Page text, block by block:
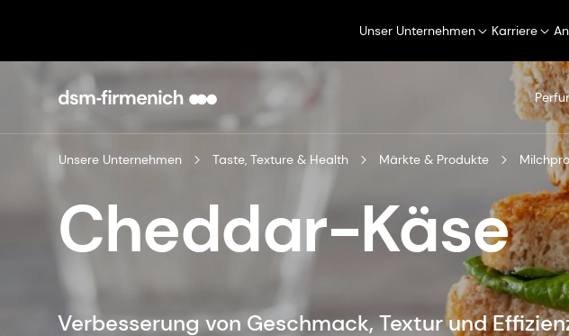
Unser Unternehmen Karriere
Unsere Unternehmen Taste, Texture & Health Märkte & Produkte
Cheddar-Käse
Verbesserung von Geschmack, Textur und